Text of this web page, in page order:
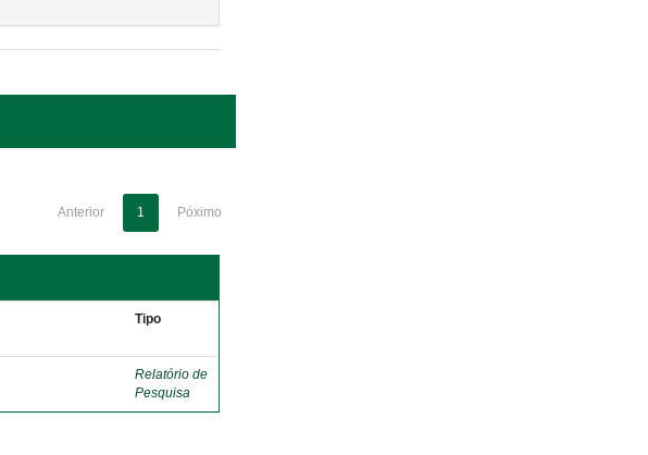
Anterior 1 Póximo
Tipo
Relatório de
Pesquisa